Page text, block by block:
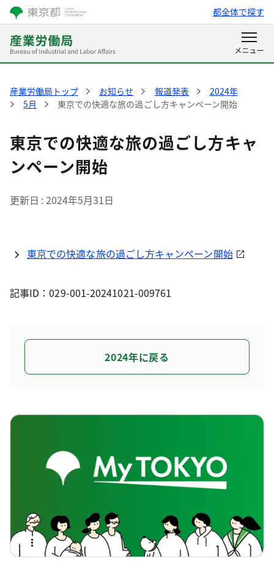
都全体で探す
産業労働局トップ お知らせ 報道発表
2024年
5月
東京での快適な旅の過ごし方キャンペーン開始
東京での快適な旅の過ごし方キャ
ンペーン開始
更新日 2024年5月31日
東京での快適な旅の過ごし方キャンペーン開始
記事ID：029-001-20241021-009761
2024年に戻る